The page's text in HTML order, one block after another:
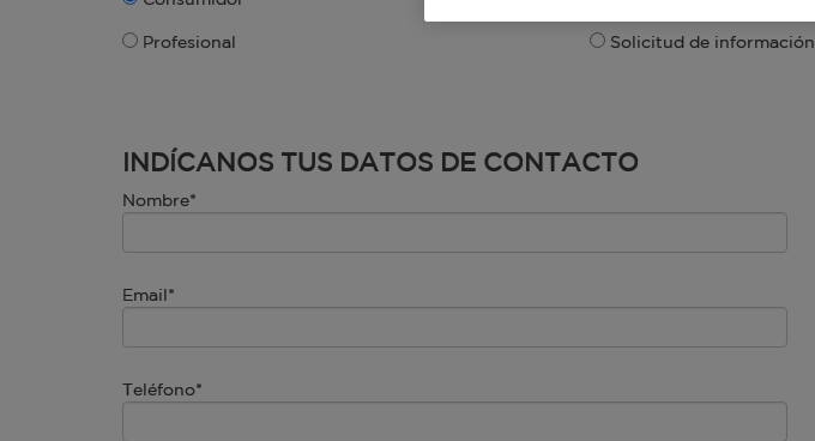
Profesional Solicitud de información
INDÍCANOS TUS DATOS DE CONTACTO
Nombre*
Email*
Teléfono*